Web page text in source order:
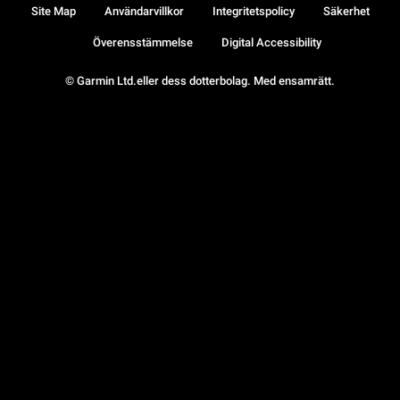
© Garmin Ltd.eller dess dotterbolag. Med ensamrätt.
Site Map Användarvillkor Integritetspolicy Säkerhet
Överensstämmelse Digital Accessibility